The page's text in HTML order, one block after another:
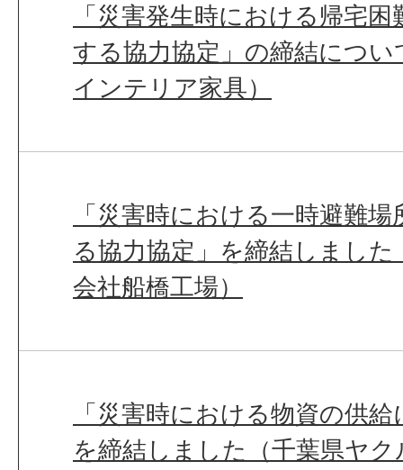
「災害発生時における帰宅
する協力協定」の締結につい
インテリア家具）
「災害時における一時避難
る協力協定」を締結しました
会社船橋工場）
「災害時における物資の供
を締結しました（千葉県ヤ